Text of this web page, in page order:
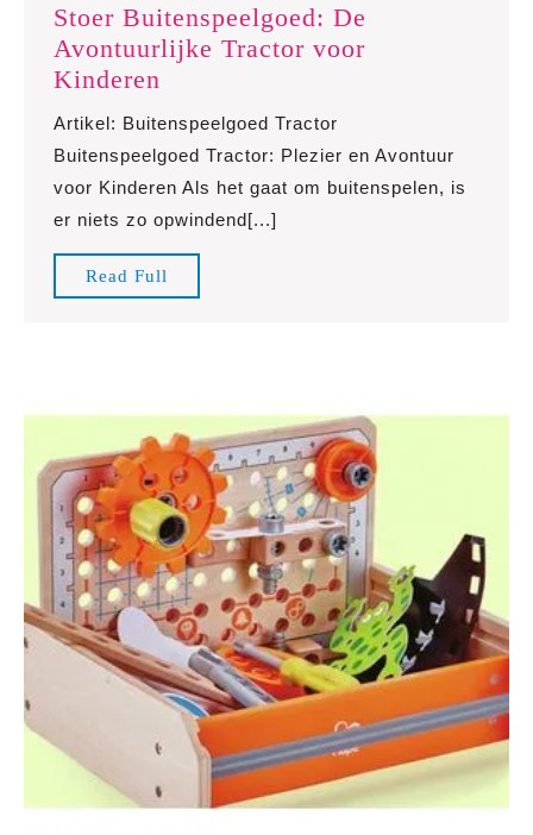
Stoer Buitenspeelgoed: De
Avontuurlijke Tractor voor
Kinderen
De
Avontuurlijke
Tractor
voor
Kinderen
Artikel: Buitenspeelgoed Tractor
Buitenspeelgoed Tractor: Plezier en Avontuur
voor Kinderen Als het gaat om buitenspelen, is
er niets zo opwindend[...]
Read Full
Full